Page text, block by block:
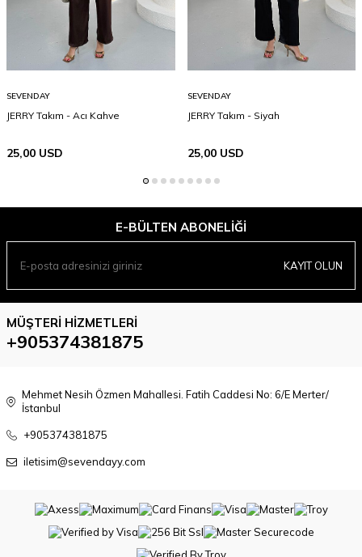
SEVENDAY
JERRY Takım - Acı Kahve
25,00 USD
SEVENDAY
JERRY Takım - Siyah
25,00USD
E-BÜLTEN ABONELIĞI
KAYIT OLUN
MÜŞTERI HIZMETLERI
+905374381875
Mehmet Nesih Özmen Mahallesi. Fatih Caddesi No: 6/E Merter/
İstanbul
+905374381875
iletisim@sevendayy.com